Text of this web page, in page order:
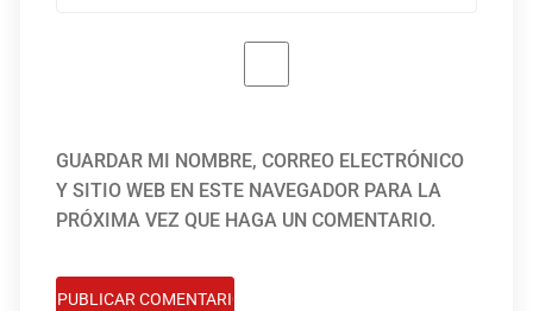
GUARDAR MI NOMBRE, CORREO ELECTRÓNICO
Y SITIO WEB EN ESTE NAVEGADOR PARA LA
PRÓXIMA VEZ QUE HAGA UN COMENTARIO.